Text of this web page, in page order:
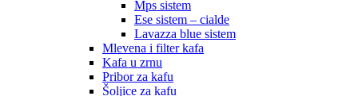
Mps sistem
Ese sistem – cialde
Lavazza blue sistem
Mlevena i filter kafa
Kafa u zrnu
Pribor za kafu
Šoljice za kafu